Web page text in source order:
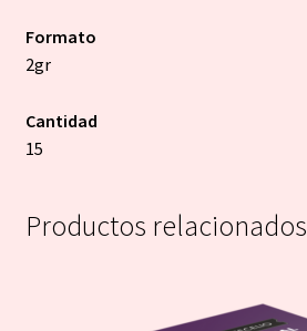
Formato
2gr
Cantidad
15
Productos relacionados